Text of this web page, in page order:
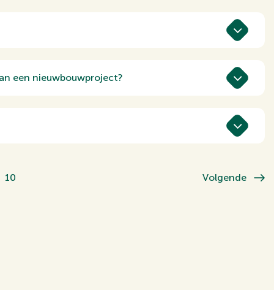
een nieuwbouwproject?
10 Volgende